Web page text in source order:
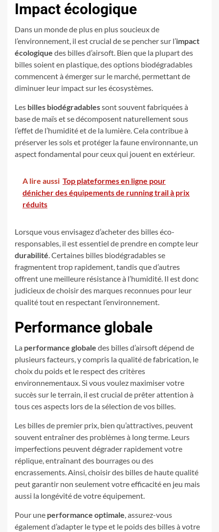
Impact écologique
Dans un monde de plus en plus soucieux de
l’environnement, il est crucial de se pencher sur l’impact
écologique des billes d’airsoft. Bien que la plupart des
billes soient en plastique, des options biodégradables
commencent à émerger sur le marché, permettant de
diminuer leur impact sur les écosystèmes.
Les billes biodégradablessont souvent fabriquées à
base de maïs et se décomposent naturellement sous
l’effet de l’humidité et de la lumière. Cela contribue à
préserver les sols et protéger la faune environnante, un
aspect fondamental pour ceux qui jouent en extérieur.
A lire aussi Top plateformes en ligne pour
dénicher des équipements de running trail à prix
réduits
Lorsque vous envisagez d’acheter des billes éco-
responsables, il est essentiel de prendre en compte leur
durabilité. Certaines billes biodégradables se
fragmentent trop rapidement, tandis que d’autres
offrent une meilleure résistance à l’humidité. Il est donc
judicieux de choisir des marques reconnues pour leur
qualité tout en respectant l’environnement.
Performance globale
La performance globale des billes d’airsoft dépend de
plusieurs facteurs, y compris la qualité de fabrication, le
choix du poids et le respect des critères
environnementaux. Si vous voulez maximiser votre
succès sur le terrain, il est crucial de prêter attention à
tous ces aspects lors de la sélection de vos billes.
Les billes de premier prix, bien qu’attractives, peuvent
souvent entraîner des problèmes à long terme. Leurs
imperfections peuvent dégrader rapidement votre
réplique, entraînant des bourrages ou des
encrassements. Ainsi, choisir des billes de haute qualité
peut garantir non seulement votre efficacité en jeu mais
aussi la longévité de votre équipement.
Pour une performance optimale, assurez-vous
également d’adapter le type et le poids des billes à votre